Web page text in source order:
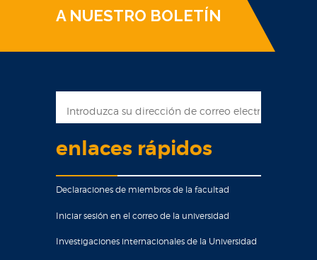
A NUESTRO BOLETÍN
enlaces rápidos
Declaraciones de miembros de la facultad
Iniciar sesión en el correo de la universidad
Investigaciones internacionales de la Universidad